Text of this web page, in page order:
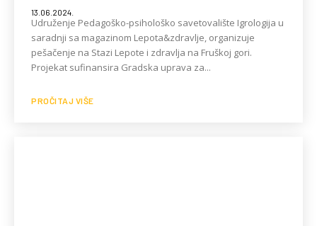
13.06.2024.
Udruženje Pedagoško-psihološko savetovalište Igrologija u
saradnji sa magazinom Lepota&zdravlje, organizuje
pešačenje na Stazi Lepote i zdravlja na Fruškoj gori.
Projekat sufinansira Gradska uprava za...
PROČITAJ VIŠE